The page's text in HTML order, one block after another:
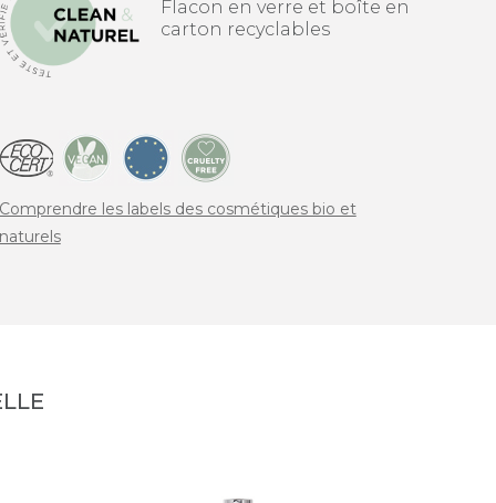
Flacon en verre et boîte en
carton recyclables
les labels des cosmétiques bio et